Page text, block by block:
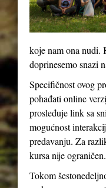
koje nam ona nudi.
doprinesemo snazi
Specifičnost ovog
pohađati online
prosleđuje link sa
mogućnost
predavanju. Za
kursa nije ograničen.
Tokom